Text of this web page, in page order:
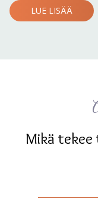
LUE LISÄÄ
Mikä